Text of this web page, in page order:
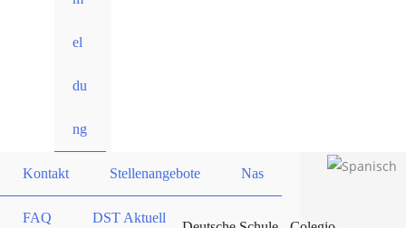
el
du
ng
Kontakt Stellenangebote Nas
FAQ DST Aktuell